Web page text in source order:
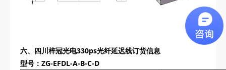
六、 四川梓冠光电330ps光纤延迟线订货信息
型号： ZG-‌EFDL-A-B-C-D